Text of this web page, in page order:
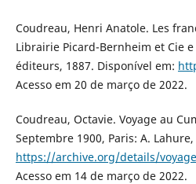
Coudreau, Henri Anatole. Les
Librairie Picard-Bernheim et Cie
éditeurs, 1887. Disponível em:
Acesso em 20 de março de 2022.
Coudreau, Octavie. Voyage au
Septembre 1900, Paris: A.
https://archive.org/details/
Acesso em 14 de março de 2022.